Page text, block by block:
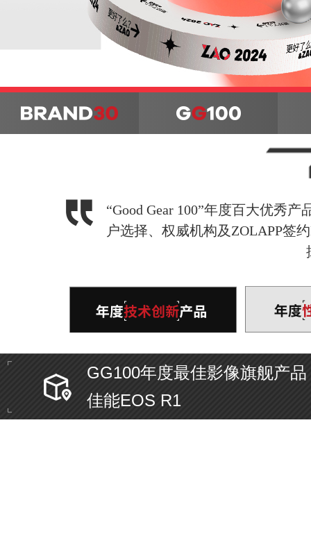
“Good Gear 100”年度百大优秀
户选择、权威机构及ZOLAPP签
GG100年度最佳影像旗舰产品
佳能EOS R1